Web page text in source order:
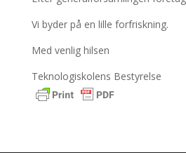
Vi byder på en lille forfriskning.
Med venlig hilsen
Teknologiskolens Bestyrelse